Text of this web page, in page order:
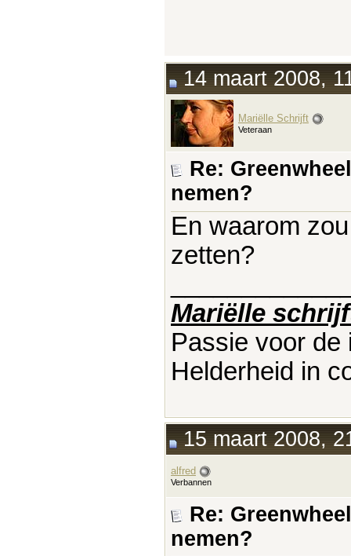
14 maart 2008,
Mariëlle Schrijft
Veteraan
Re:
nemen?
En waarom
zetten?
Mariëlle
Passie voor de
Helderheid in
15 maart 2008,
alfred
Verbannen
Re:
nemen?